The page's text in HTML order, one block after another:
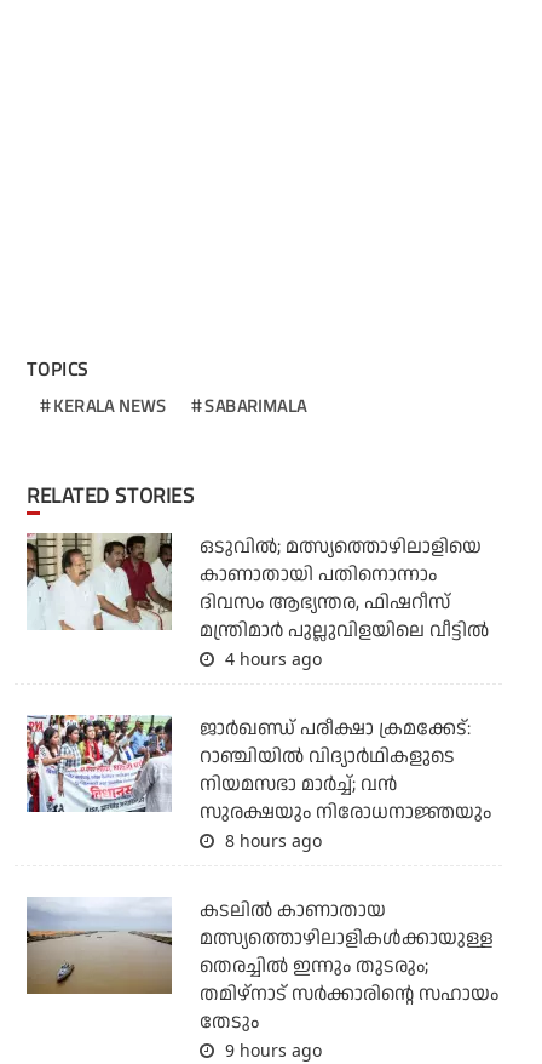
TOPICS
KERALA NEWS SABARIMALA
RELATED STORIES
ഒടുവില്‍; മത്സ്യത്തൊഴിലാളിയെ
കാണാതായി പതിനൊന്നാം
ദിവസം ആഭ്യന്തര, ഫിഷറീസ്
മന്ത്രിമാര്‍ പുല്ലുവിളയിലെ വീട്ടില്‍
4 hours ago
ജാര്‍ഖണ്ഡ് പരീക്ഷാ ക്രമക്കേട്:
റാഞ്ചിയില്‍ വിദ്യാര്‍ഥികളുടെ
നിയമസഭാ മാര്‍ച്ച്; വന്‍
സുരക്ഷയും നിരോധനാജ്ഞയും
8 hours ago
കടലില്‍ കാണാതായ
മത്സ്യത്തൊഴിലാളികള്‍ക്കായുള്ള
തെരച്ചില്‍ ഇന്നും തുടരും;
തമിഴ്‌നാട് സര്‍ക്കാരിന്റെ സഹായം
തേടും
9 hours ago